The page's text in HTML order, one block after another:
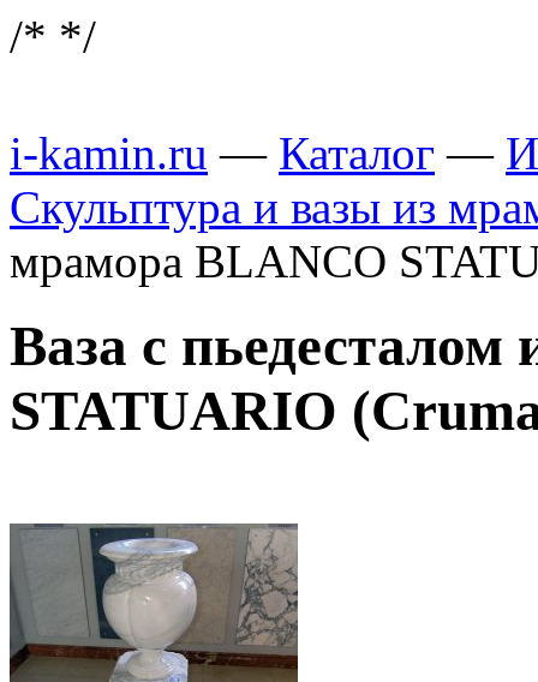
/* */
i-kamin.ru — Каталог —
Скульптура и вазы из
мрамора BLANCO
Ваза с
STATUARIO